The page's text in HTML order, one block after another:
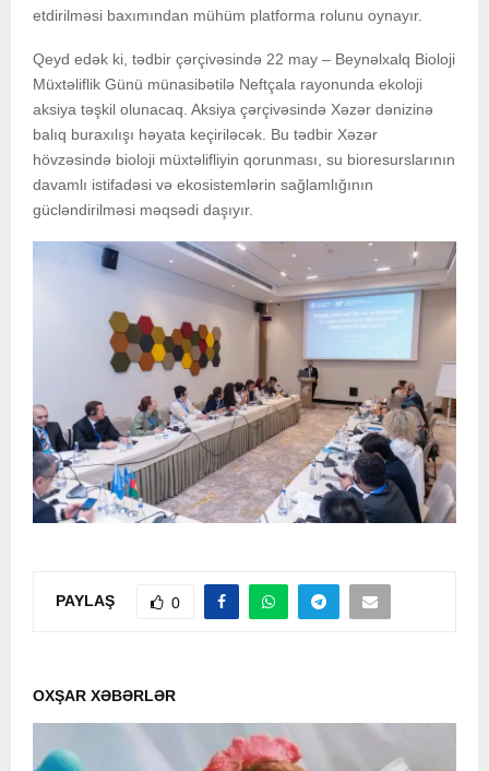
etdirilməsi baxımından mühüm platforma rolunu oynayır.
Qeyd edək ki, tədbir çərçivəsində 22 may – Beynəlxalq Bioloji
Müxtəliflik Günü münasibətilə Neftçala rayonunda ekoloji
aksiya təşkil olunacaq. Aksiya çərçivəsində Xəzər dənizinə
balıq buraxılışı həyata keçiriləcək. Bu tədbir Xəzər
hövzəsində bioloji müxtəlifliyin qorunması, su bioresurslarının
davamlı istifadəsi və ekosistemlərin sağlamlığının
gücləndirilməsi məqsədi daşıyır.
PAYLAŞ 0
OXŞAR XƏBƏRLƏR